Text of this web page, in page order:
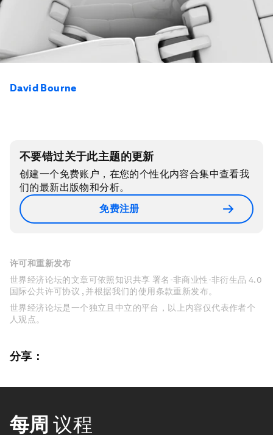
David Bourne
不要错过关于此主题的更新
创建一个免费账户，在您的个性化内容合集中查看我
们的最新出版物和分析。
免费注册
许可和重新发布
世界经济论坛的文章可依照知识共享 署名-非商业性-非衍生品 4.0
国际公共许可协议 , 并根据我们的使用条款重新发布。
世界经济论坛是一个独立且中立的平台，以上内容仅代表作者个
人观点。
分享：
每周 议程